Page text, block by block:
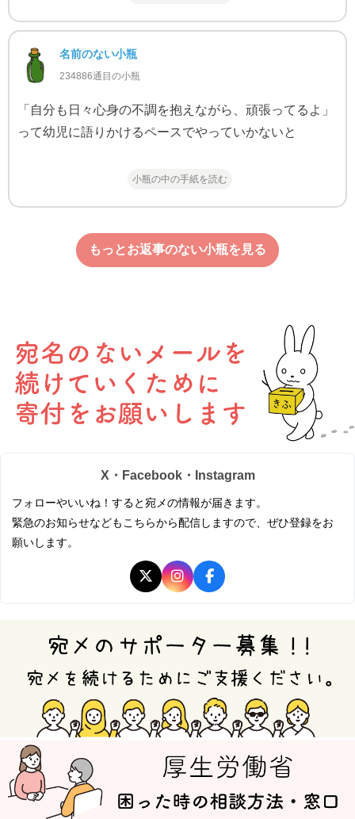
名前のない小瓶
234886通目の小瓶
「自分も日々心身の不調を抱えながら、頑張ってるよ」
って幼児に語りかけるペースでやっていかないと
小瓶の中の手紙を読む
もっとお返事のない小瓶を見る
X・Facebook・Instagram
フォローやいいね！すると宛メの情報が届きます。
緊急のお知らせなどもこちらから配信しますので、ぜひ登録をお
願いします。